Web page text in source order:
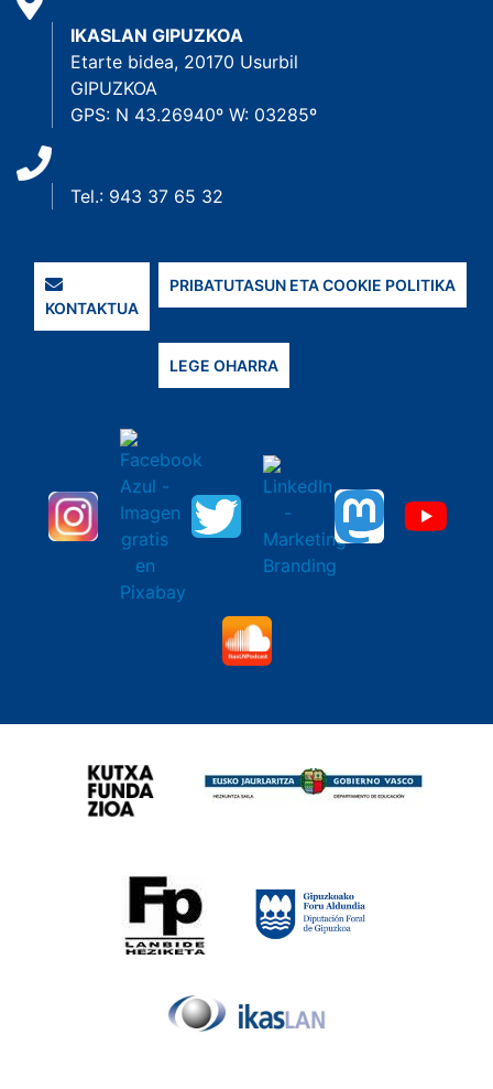
IKASLAN GIPUZKOA
Etarte bidea, 20170 Usurbil
GIPUZKOA
GPS: N 43.26940º W: 03285º
Tel.: 943 37 65 32
KONTAKTUA
PRIBATUTASUN ETA COOKIE POLITIKA
LEGE OHARRA